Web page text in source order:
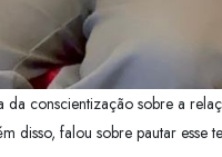
da conscientização sobre a
disso, falou sobre pautar esse